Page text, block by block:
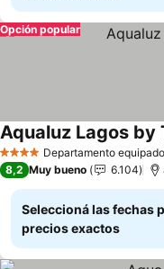
Opción popular
4 EstrellasDepartamento equipado
Aqualuz Lagos by
8,2 Muy bueno 6.104
Seleccioná las fechas
precios exactos